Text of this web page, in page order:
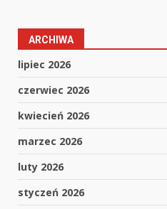
ARCHIWA
lipiec 2026
czerwiec 2026
kwiecień 2026
marzec 2026
luty 2026
styczeń 2026